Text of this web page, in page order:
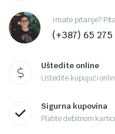
Imate pitanje?
(+387) 65 275
Uštedite online
Uštedite kupujući
Sigurna kupovina
Platite debitnom